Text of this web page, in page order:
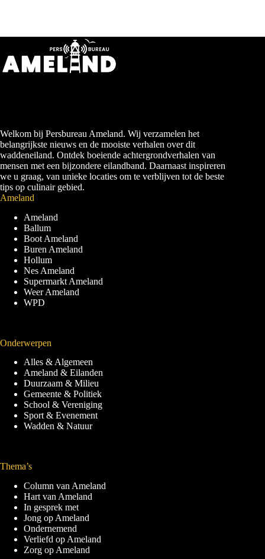
Welkom bij Persbureau Ameland. Wij verzamelen het
belangrijkste nieuws en de mooiste verhalen over dit
waddeneiland. Ontdek boeiende achtergrondverhalen van
mensen met een bijzondere eilandband. Daarnaast inspireren
we u graag, van unieke locaties om te verblijven tot de beste
tips op culinair gebied.
Ameland
Ameland
Ballum
Boot Ameland
Buren Ameland
Hollum
Nes Ameland
Supermarkt Ameland
Weer Ameland
WPD
Onderwerpen
Alles & Algemeen
Ameland & Eilanden
Duurzaam & Milieu
Gemeente & Politiek
School & Vereniging
Sport & Evenement
Wadden & Natuur
Thema’s
Column van Ameland
Hart van Ameland
In gesprek met
Jong op Ameland
Ondernemend
Verliefd op Ameland
Zorg op Ameland